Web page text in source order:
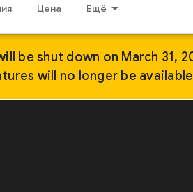
Цена Ещё
be shut down on March 31,
will no longer be